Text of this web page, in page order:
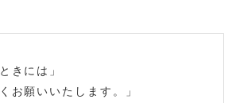
きには」
お願いいたします。」